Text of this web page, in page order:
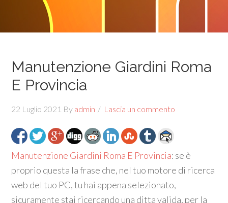
Manutenzione Giardini Roma
E Provincia
22 Luglio 2021 By admin Lascia un commento
Manutenzione Giardini Roma E Provincia: se è
proprio questa la frase che, nel tuo motore di ricerca
web del tuo PC, tu hai appena selezionato,
sicuramente stai ricercando una ditta valida, per la